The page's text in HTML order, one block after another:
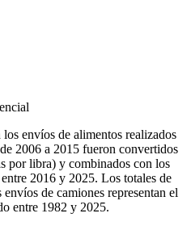
envíos de alimentos realizados
2006 a 2015 fueron convertidos
por libra) y combinados con los
2016 y 2025. Los totales de
de camiones representan el
entre 1982 y 2025.